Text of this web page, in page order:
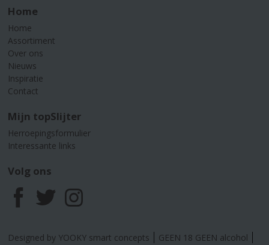
Home
Home
Assortiment
Over ons
Nieuws
Inspiratie
Contact
Mijn topSlijter
Herroepingsformulier
Interessante links
Volg ons
F
a
T
w
I
n
Designed by YOOKY smart concepts GEEN 18 GEEN alcohol